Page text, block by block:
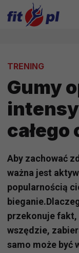
TRENING
Gumy
całego
Aby zachować
ważna jest
popularnością
przekonuje fakt,
wszędzie,
samo może być